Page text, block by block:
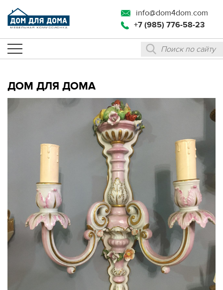
info@dom4dom.com
+7 (985) 776-58-23
ДОМ ДЛЯ ДОМА